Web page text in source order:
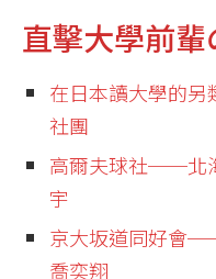
直擊大學前輩
在日本讀大學的
社團
高爾夫球社──北
宇
京大坂道同好會
喬奕翔